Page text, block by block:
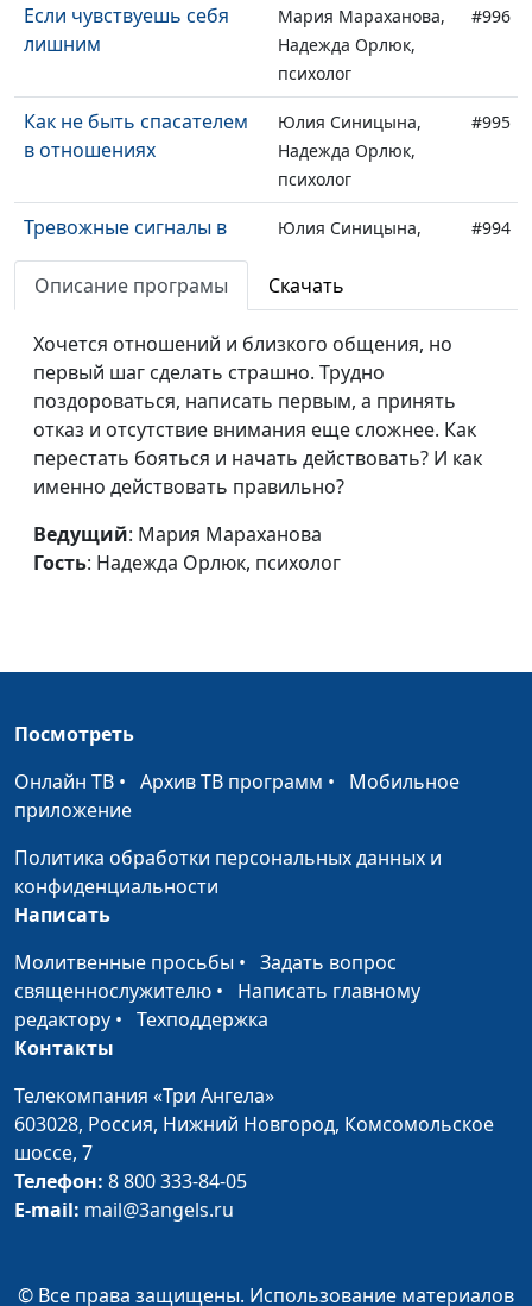
Если чувствуешь себя
лишним
Мария Мараханова,
Надежда Орлюк,
психолог
#996
Как не быть спасателем
в отношениях
Юлия Синицына,
Надежда Орлюк,
психолог
#995
Тревожные сигналы в
отношениях
Юлия Синицына,
психолог
#994
Не хочу общаться с
родственниками
Юлия Синицына,
Надежда Орлюк,
психолог
Как сепарироваться по-
взрослому
Юлия Синицына,
Надежда Орлюк,
психолог
#992
Как перестать стыдиться
своих желаний
Юлия Синицына,
Надежда Орлюк,
тревогой о будущем
Надежда Орлюк,
просыпаться по ночам
Надежда Орлюк,
Тревога о здоровье: как
не поддаться панике
Мария Мараханова,
Как перестать заедать
стресс
Мария Мараханова,
Надежда Орлюк,
считаю калории
психолог
Когда стыдно брать
деньги за работу
Как сохранить себя в
Описание програмы Скачать
Хочется отношений и близкого общения, но
первый шаг сделать страшно. Трудно
поздороваться, написать первым, а принять
отказ и отсутствие внимания еще сложнее. Как
перестать бояться и начать действовать? И как
именно действовать правильно?
Ведущий: Мария Мараханова
Гость: Надежда Орлюк, психолог
Посмотреть
Онлайн ТВ • Архив ТВ программ • Мобильное
приложение
Политика обработки персональных данных и
конфиденциальности
Написать
Молитвенные просьбы • Задать вопрос
священнослужителю • Написать главному
редактору • Техподдержка
Контакты
Телекомпания «Три Ангела»
603028, Россия, Нижний Новгород, Комсомольское
шоссе, 7
Телефон: 8 800 333-84-05
E-mail: mail@3angels.ru
© Все права защищены. Использование материалов